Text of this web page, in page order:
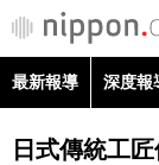
最新報導 深度報
日式傳統工